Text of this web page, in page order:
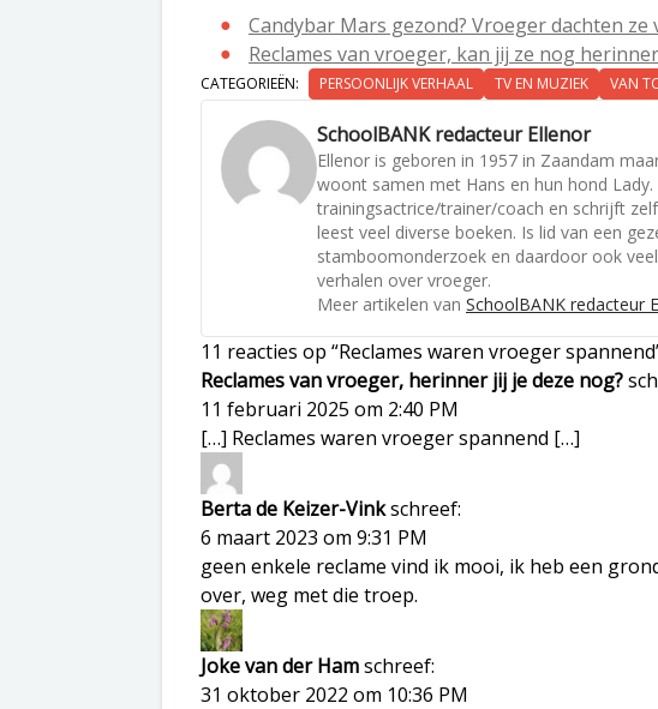
Candybar Mars gezond? Vroeger dachten ze
Reclames van vroeger, kan jij ze nog
CATEGORIEËN: PERSOONLIJK VERHAAL TV EN MUZIEK VAN
SchoolBANK redacteur Ellenor
Ellenor is geboren in 1957 in Zaandam
woont samen met Hans en hun hond
trainingsactrice/trainer/coach en schrijft
leest veel diverse boeken. Is lid van een
stamboomonderzoek en daardoor ook
verhalen over vroeger.
Meer artikelen van SchoolBANK redacteur
11 reacties op “Reclames waren vroeger
Reclames van vroeger, herinner jij je deze nog?
11 februari 2025 om 2:40 PM
[…] Reclames waren vroeger spannend […]
Berta de Keizer-Vinkschreef:
6 maart 2023 om 9:31 PM
geen enkele reclame vind ik mooi, ik heb een
over, weg met die troep.
Joke van der Hamschreef:
31 oktober 2022 om 10:36 PM